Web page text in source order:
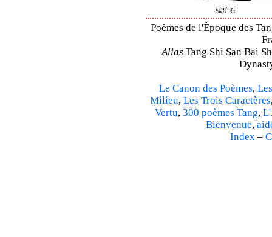
Poèmes de l'Époque des
Alias Tang Shi San Bai
Le Canon des Poèmes,
Milieu, Les Trois Caractères
Vertu, 300 poèmes Tang,
Bienvenue,
Index–